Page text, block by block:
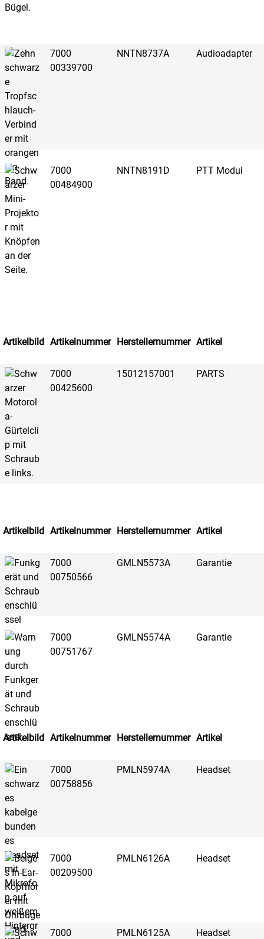
7000
00339700
NNTN8737A Audioadapter
7000
00484900
NNTN8191D PTT Modul
Artikelbild Artikelnummer Herstellernummer Artikel
7000
00425600
15012157001 PARTS
Artikelbild Artikelnummer Herstellernummer Artikel
7000
00750566
GMLN5573A Garantie
7000
00751767
GMLN5574A Garantie
Artikelbild Artikelnummer Herstellernummer Artikel
7000
00758856
PMLN5974A Headset
7000
00209500
PMLN6126A Headset
7000
PMLN6125A Headset